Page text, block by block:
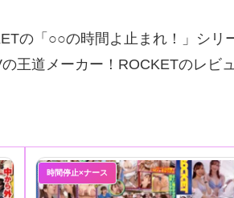
の「○○の時間よ止まれ！」シリ
王道メーカー！ROCKETのレビ
時間停止×ナース